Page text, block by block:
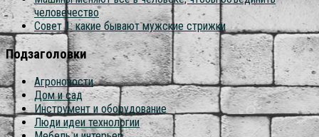
человечество
Совет 1: какие бывают мужские стрижки
Подзаголовки
Агроновости
Дом и сад
Инструмент и оборудование
Люди идеи технологии